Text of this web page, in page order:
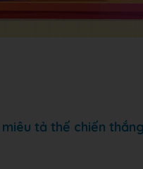
tả thế chiến